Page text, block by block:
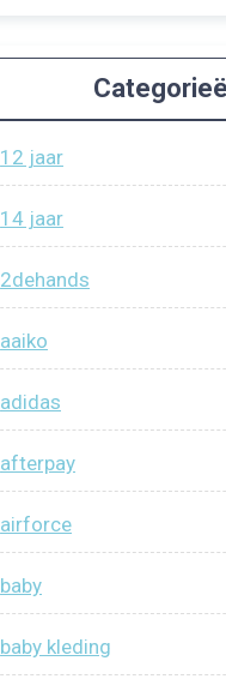
12 jaar
14 jaar
2dehands
aaiko
adidas
afterpay
airforce
baby
baby kleding